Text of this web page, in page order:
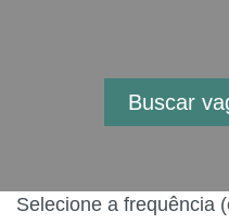
Selecione a frequência